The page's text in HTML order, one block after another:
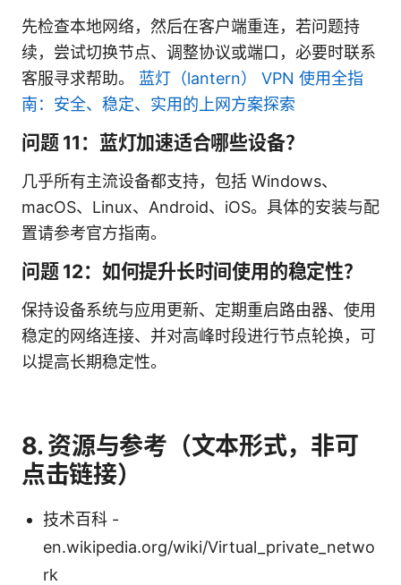
先检查本地网络，然后在客户端重连，若问题持
续，尝试切换节点、调整协议或端口，必要时联系
客服寻求帮助。 蓝灯（lantern） VPN 使用全指
南：安全、稳定、实用的上网方案探索
问题 11：蓝灯加速适合哪些设备？
几乎所有主流设备都支持，包括 Windows、
macOS、Linux、Android、iOS。具体的安装与配
置请参考官方指南。
问题 12：如何提升长时间使用的稳定性？
保持设备系统与应用更新、定期重启路由器、使用
稳定的网络连接、并对高峰时段进行节点轮换，可
以提高长期稳定性。
8. 资源与参考（文本形式，非可
点击链接）
技术百科 -
en.wikipedia.org/wiki/Virtual_private_netwo
rk